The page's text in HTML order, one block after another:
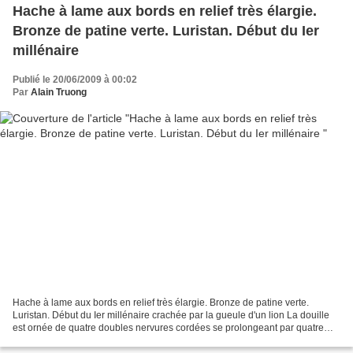
Hache à lame aux bords en relief très élargie.
Bronze de patine verte. Luristan. Début du Ier
millénaire
Publié le 20/06/2009 à 00:02
Par Alain Truong
Hache à lame aux bords en relief très élargie. Bronze de patine verte.
Luristan. Début du Ier millénaire crachée par la gueule d'un lion La douille
est ornée de quatre doubles nervures cordées se prolongeant par quatre